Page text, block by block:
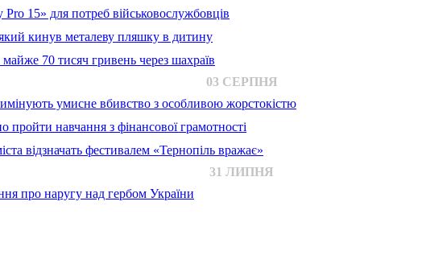
15» для потреб військовослужбовців
кинув металеву пляшку в дитину
70 тисяч гривень через шахраїв
03 СЕРПНЯ
умисне вбивство з особливою жорстокістю
навчання з фінансової грамотності
відзначать фестивалем «Тернопіль вражає»
31 ЛИПНЯ
про наругу над гербом України